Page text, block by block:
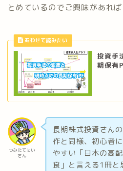
とめているのでご興味があれば
投資手
期保有
つみたてにい
さん
長期株式投資さん
作と同様、初心者
やすい「日本の高
食」と言える1冊と